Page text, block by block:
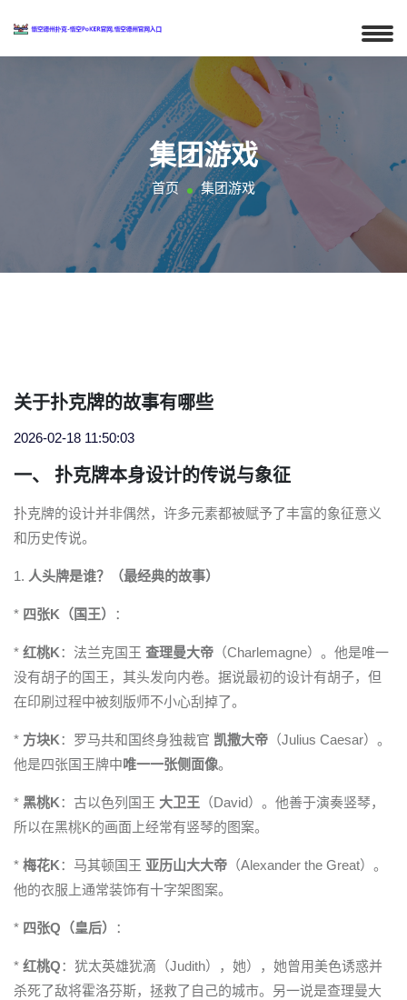
集团游戏
首页 集团游戏
关于扑克牌的故事有哪些
2026-02-18 11:50:03
一、 扑克牌本身设计的传说与象征
扑克牌的设计并非偶然，许多元素都被赋予了丰富的象征意义
和历史传说。
1. 人头牌是谁？（最经典的故事）
* 四张K（国王） ：
* 红桃K：法兰克国王 查理曼大帝 （Charlemagne）。他是唯一
没有胡子的国王，其头发向内卷。据说最初的设计有胡子，但
在印刷过程中被刻版师不小心刮掉了。
* 方块K：罗马共和国终身独裁官 凯撒大帝 （Julius Caesar）。
他是四张国王牌中唯一一张侧面像。
* 黑桃K：古以色列国王 大卫王 （David）。他善于演奏竖琴，
所以在黑桃K的画面上经常有竖琴的图案。
* 梅花K：马其顿国王 亚历山大大帝 （Alexander the Great）。
他的衣服上通常装饰有十字架图案。
* 四张Q（皇后） ：
* 红桃Q：犹太英雄犹滴（Judith），她），她曾用美色诱惑并
杀死了敌将霍洛芬斯，拯救了自己的城市。另一说是查理曼大